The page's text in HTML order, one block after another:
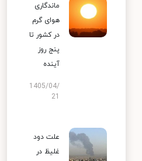
ماندگاری
هوای گرم
در کشور تا
پنج روز
آینده
1405/04/
علت دود
غلیظ در